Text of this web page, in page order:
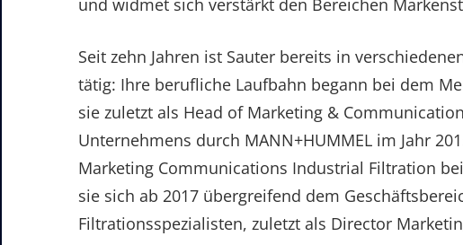
Seit zehn Jahren ist Sauter bereits in
tätig: Ihre berufliche Laufbahn begann bei dem
sie zuletzt als Head of Marketing &
Unternehmens durch MANN+HUMMEL im Jahr
Marketing Communications Industrial Filtration
sie sich ab 2017 übergreifend dem
Filtrationsspezialisten, zuletzt als Director